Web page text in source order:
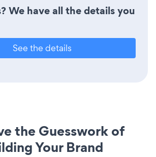
We have all the details you
See the details
the Guesswork of
Your Brand